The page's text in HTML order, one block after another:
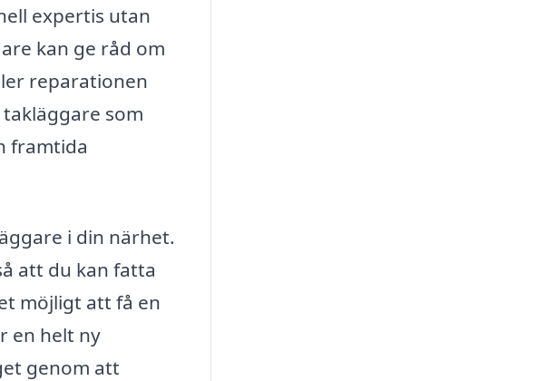
expertis utan
kan ge råd om
reparationen
som
framtida
i din närhet.
att du kan fatta
möjligt att få en
en helt ny
genom att